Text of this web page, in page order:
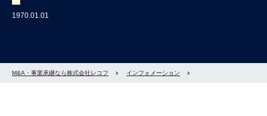
1970.01.01
M&A・事業承継なら株式会社レコフ インフォメーション